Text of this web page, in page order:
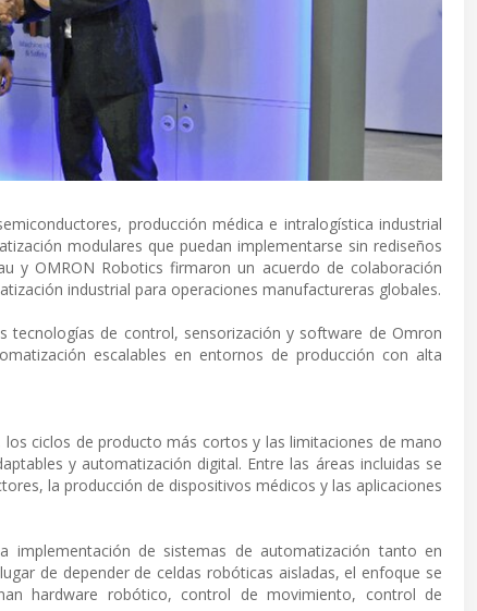
producción médica e intralogística industrial
modulares que puedan implementarse sin rediseños
y OMRON Robotics firmaron un acuerdo de colaboración
industrial para operaciones manufactureras globales.
de control, sensorización y software de Omron
escalables en entornos de producción con alta
ciclos de producto más cortos y las limitaciones de mano
y automatización digital. Entre las áreas incluidas se
la producción de dispositivos médicos y las aplicaciones
implementación de sistemas de automatización tanto en
de depender de celdas robóticas aisladas, el enfoque se
hardware robótico, control de movimiento, control de